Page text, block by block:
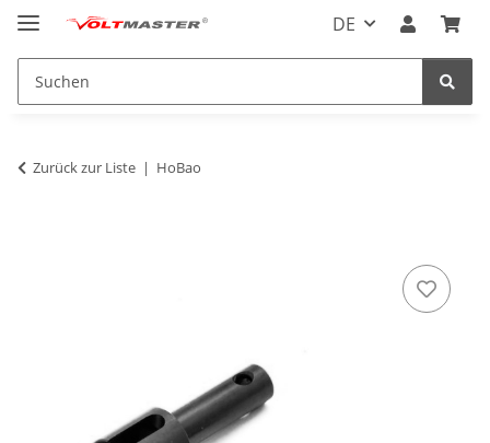
DE
Zurück zur Liste HoBao